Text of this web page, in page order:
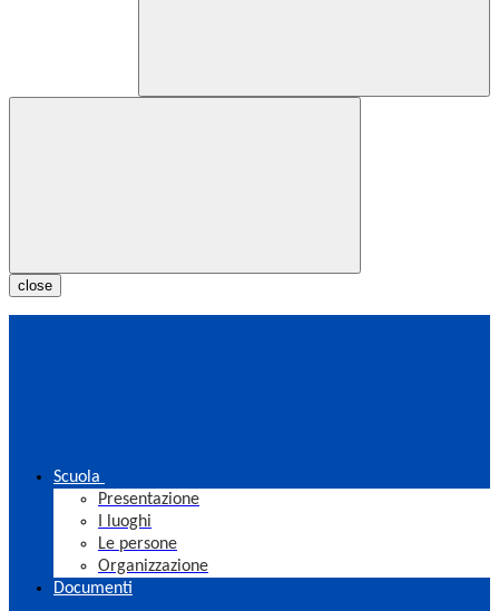
close
Scuola
Presentazione
I luoghi
Le persone
Organizzazione
Documenti